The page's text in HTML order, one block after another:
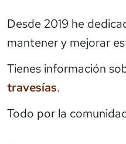
Desde 2019 he
mantener y mejorar
Tienes información
travesías.
Todo por la